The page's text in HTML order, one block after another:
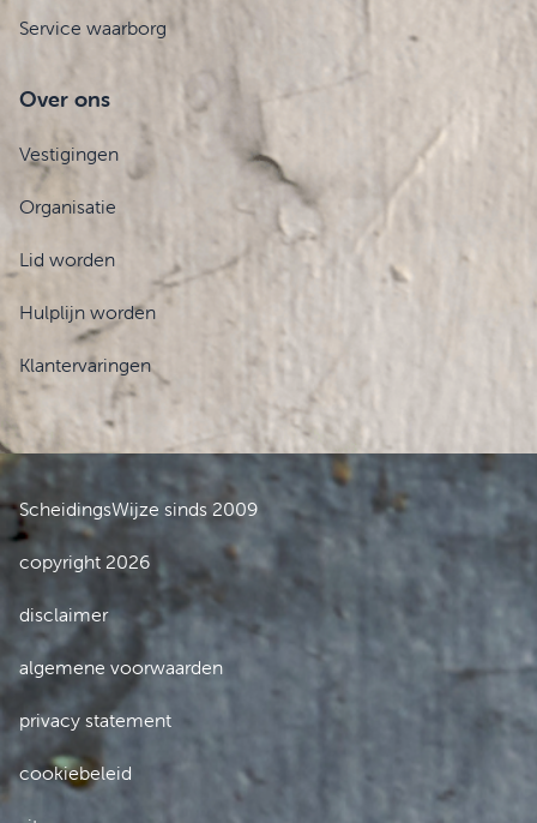
Service waarborg
Over ons
Vestigingen
Organisatie
Lid worden
Hulplijn worden
Klantervaringen
ScheidingsWijze sinds 2009
copyright 2026
disclaimer
algemene voorwaarden
privacy statement
cookiebeleid